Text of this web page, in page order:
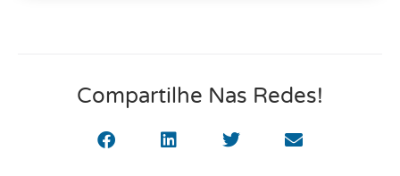
Compartilhe Nas Redes!